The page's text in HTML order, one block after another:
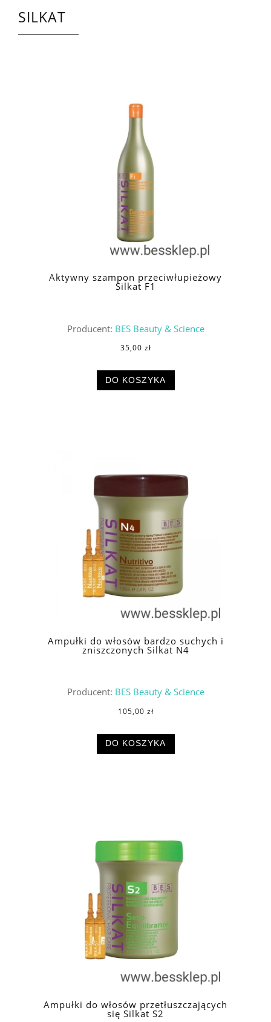
SILKAT
Aktywny szampon przeciwłupieżowy
Silkat F1
Producent: BES Beauty & Science
35,00 zł
DO KOSZYKA
Ampułki do włosów bardzo suchych i
zniszczonych Silkat N4
Producent: BES Beauty & Science
105,00 zł
DO KOSZYKA
Ampułki do włosów przetłuszczających
się Silkat S2